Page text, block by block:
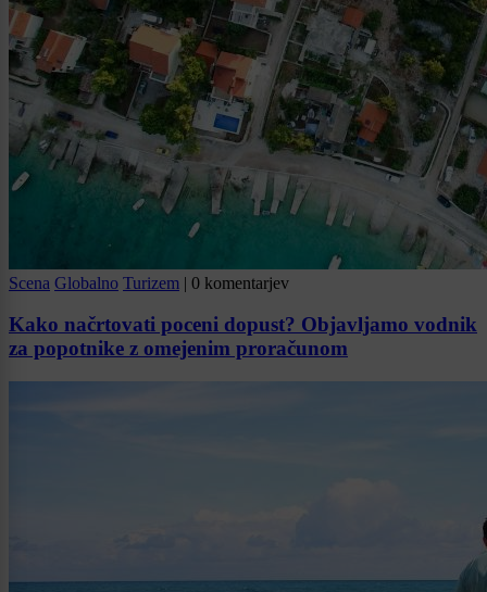
Scena Globalno Turizem | 0 komentarjev
Kako načrtovati poceni dopust? Objavljamo vodnik
za popotnike z omejenim proračunom